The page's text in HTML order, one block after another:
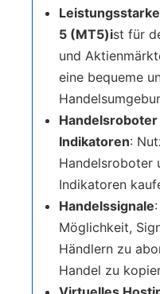
5 (MT5)ist für
und
eine bequeme
Indikatoren:
Handelsroboter
Indikatoren
Handelssignale
Möglichkeit,
Händlern zu
Handel zu